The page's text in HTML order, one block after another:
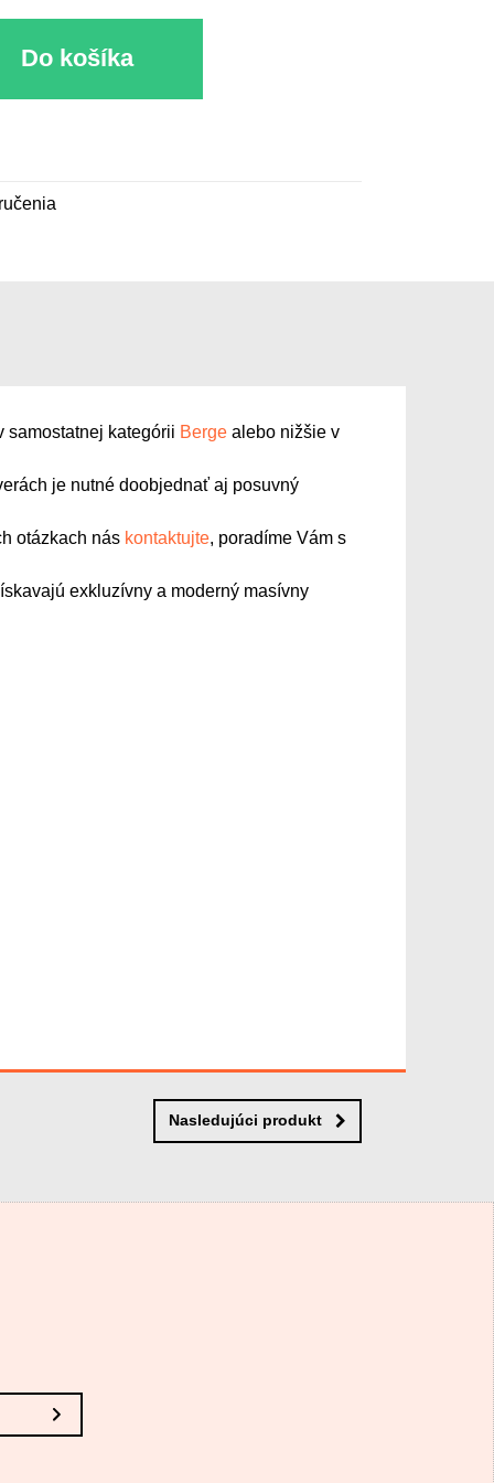
Do košíka
samostatnej kategórii Bergealebo nižšie v
je nutné doobjednať aj posuvný
otázkach nás kontaktujte, poradíme Vám s
exkluzívny a moderný masívny
Nasledujúci produkt